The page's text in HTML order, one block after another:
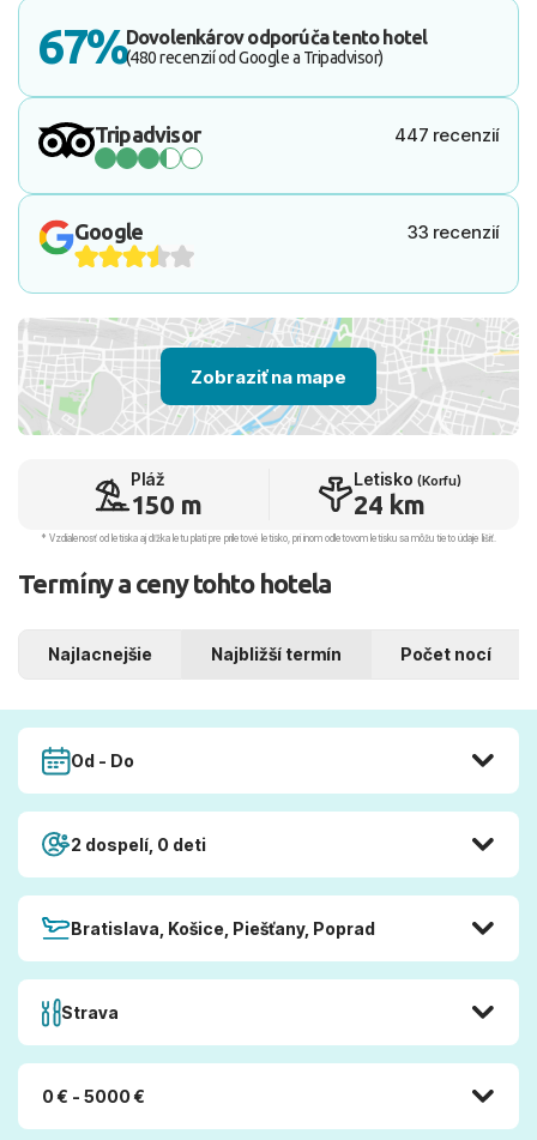
67%Dovolenkárov odporúča tento hotel
(480 recenzií od Google a Tripadvisor)
Tripadvisor 447 recenzií
Google 33 recenzií
Zobraziť na mape
Pláž
150 m
Letisko (Korfu)
24 km
* Vzdialenosť od letiska aj dľžka letu platí pre príletové letisko, pri inom odletovom letisku sa môžu tieto údaje líšiť.
Termíny a ceny tohto hotela
Najlacnejšie Najbližší termín Počet nocí
Od - Do
2 dospelí, 0 deti
Bratislava, Košice, Piešťany, Poprad
Strava
0 € - 5000 €